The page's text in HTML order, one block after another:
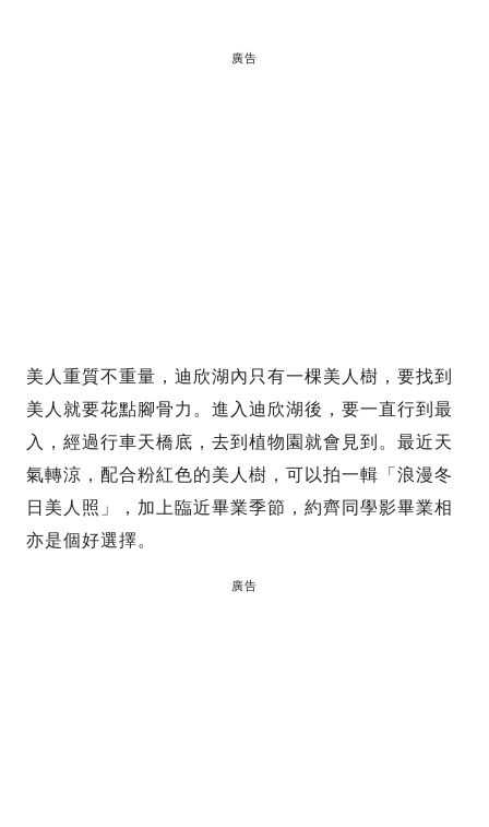
廣告
美人重質不重量，迪欣湖內只有一棵美人樹，要找到
美人就要花點腳骨力。進入迪欣湖後，要一直行到最
入，經過行車天橋底，去到植物園就會見到。最近天
氣轉涼，配合粉紅色的美人樹，可以拍一輯「浪漫冬
日美人照」，加上臨近畢業季節，約齊同學影畢業相
亦是個好選擇。
廣告